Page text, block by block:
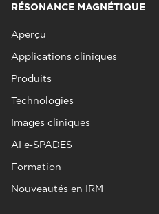
RÉSONANCE MAGNÉTIQUE
Aperçu
Applications cliniques
Produits
Technologies
Images cliniques
AI e‑SPADES
Formation
Nouveautés en IRM